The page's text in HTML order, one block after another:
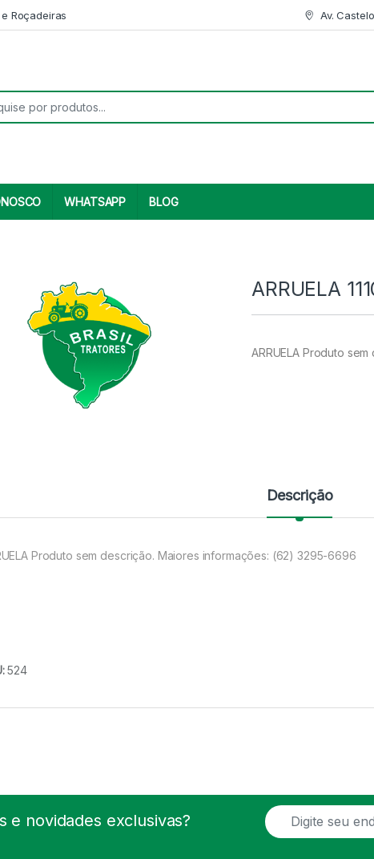
Roçadeiras Av.
WHATSAPP BLOG
ARRUELA
ARRUELA Produto
Descrição
Produto sem descrição. Maiores informações: (62) 3295-6696
524
novidades exclusivas?
E
m